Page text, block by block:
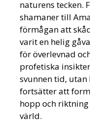
naturens tecken.
shamaner till
förmågan att
varit en helig
för överlevnad
profetiska
svunnen tid,
fortsätter att
hopp och
värld.